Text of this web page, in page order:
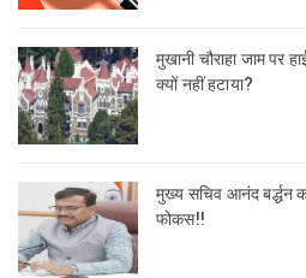
मुखानी चौराहा जाम पर
क्यों नहीं हटाया?
मुख्य सचिव आनंद बर्द्धन
फोकस!!